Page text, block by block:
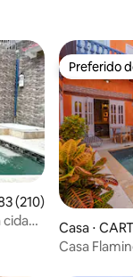
de uma avaliação
(210)
Preferido
Preferido
Casa ⋅
Casa